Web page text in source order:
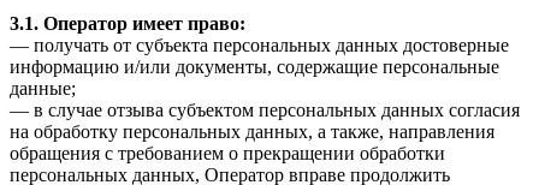
3.1. Оператор имеет право:
— получать от субъекта персональных данных достоверные
информацию и/или документы, содержащие персональные
данные;
— в случае отзыва субъектом персональных данных согласия
на обработку персональных данных, а также, направления
обращения с требованием о прекращении обработки
персональных данных, Оператор вправе продолжить